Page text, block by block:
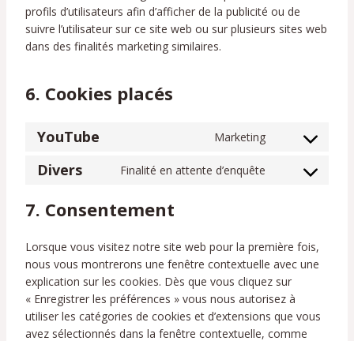
profils d’utilisateurs afin d’afficher de la publicité ou de
suivre l’utilisateur sur ce site web ou sur plusieurs sites web
dans des finalités marketing similaires.
6. Cookies placés
YouTube Marketing
t
t
o
s
e
r
Divers Finalité en attente d’enquête
e
n
t
t
o
s
7. Consentement
Lorsque vous visitez notre site web pour la première fois,
nous vous montrerons une fenêtre contextuelle avec une
explication sur les cookies. Dès que vous cliquez sur
« Enregistrer les préférences » vous nous autorisez à
utiliser les catégories de cookies et d’extensions que vous
avez sélectionnés dans la fenêtre contextuelle, comme